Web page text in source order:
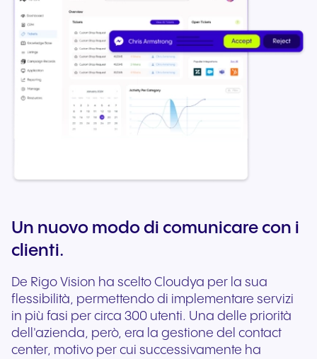
Un nuovo modo di comunicare con i
clienti.
De Rigo Vision ha scelto Cloudya per la sua
flessibilità, permettendo di implementare servizi
in più fasi per circa 300 utenti. Una delle priorità
dell'azienda, però, era la gestione del contact
center, motivo per cui successivamente ha